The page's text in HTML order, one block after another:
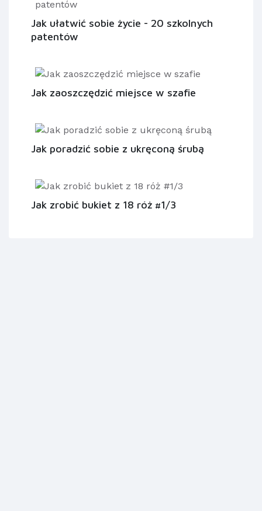
Jak ułatwić sobie życie - 20 szkolnych
patentów
Jak zaoszczędzić miejsce w szafie
Jak poradzić sobie z ukręconą śrubą
Jak zrobić bukiet z 18 róż #1/3